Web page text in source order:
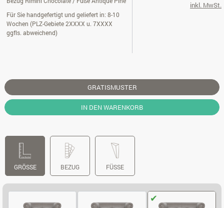
Für Sie handgefertigt und geliefert in: 8-10
Wochen (PLZ-Gebiete 2XXXX u. 7XXXX
ggfls. abweichend)
inkl. MwSt.
GRATISMUSTER
IN DEN WARENKORB
GRÖSSE BEZUG FÜSSE